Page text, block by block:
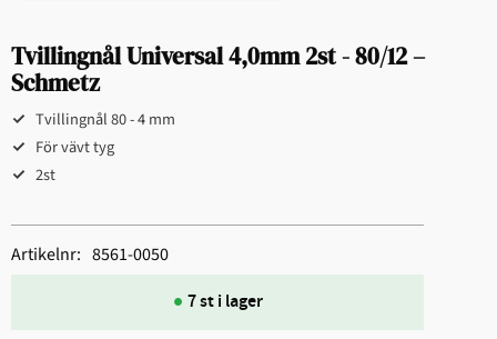
Tvillingnål Universal 4,0mm 2st - 80/12 –
Schmetz
Tvillingnål 80 - 4 mm
För vävt tyg
2st
7 st i lager
Artikelnr 8561-0050